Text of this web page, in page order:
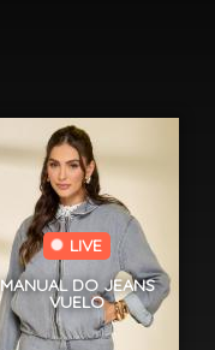
LIVE
MANUAL DO JEANS
VUELO